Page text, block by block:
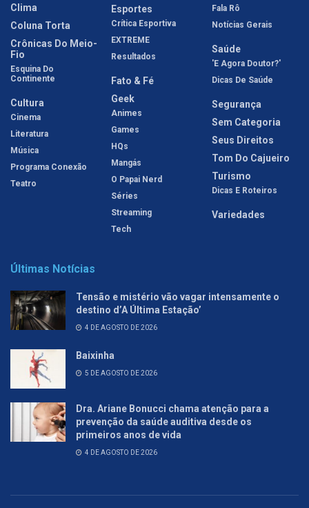
Clima
Coluna Torta
Crônicas Do Meio-
Fio
Esquina Do
Continente
Cultura
Cinema
Literatura
Música
Programa Conexão
Teatro
Esportes
Crítica Esportiva
EXTREME
Resultados
Fato & Fé
Geek
Animes
Games
HQs
Mangás
O Papai Nerd
Séries
Streaming
Tech
Fala Rô
Notícias Gerais
Saúde
'E Agora Doutor?'
Dicas De Saúde
Segurança
Sem Categoria
Seus Direitos
Tom Do Cajueiro
Turismo
Dicas E Roteiros
Variedades
Últimas Notícias
Tensão e mistério vão vagar intensamente o
destino d’A Última Estação’
4 DE AGOSTO DE 2026
Baixinha
5 DE AGOSTO DE 2026
Dra. Ariane Bonucci chama atenção para a
prevenção da saúde auditiva desde os
primeiros anos de vida
4 DE AGOSTO DE 2026